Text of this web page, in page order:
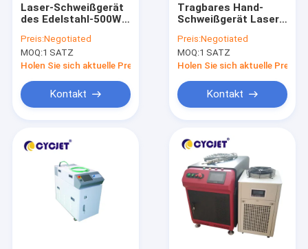
Laser-Schweißgerät
des Edelstahl-500W
Preis:Negotiated
MOQ:1 SATZ
Holen Sie sich aktuelle Preis
Kontakt
Tragbares Hand-
Schweißgerät Laser-
Schweißen
Preis:Negotiated
MOQ:1 SATZ
Holen Sie sich aktuelle Preis
Kontakt